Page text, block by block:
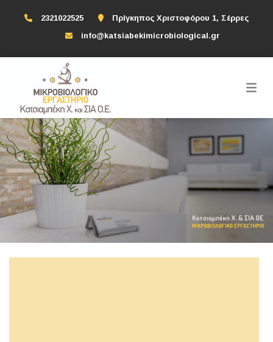
2321022525
Πρίγκηπος Χριστοφόρου 1, Σέρρες
info@katsiabekimicrobiological.gr